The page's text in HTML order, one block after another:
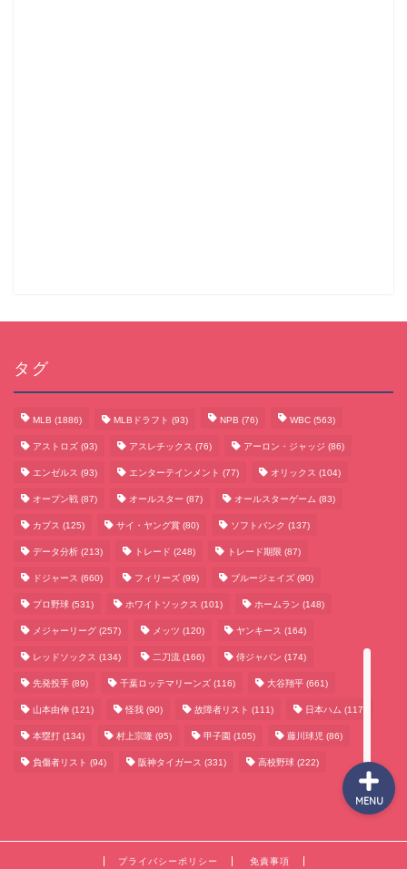
タグ
MLB (1886) MLBドラフト (93) NPB (76) WBC (563)
アストロズ (93) アスレチックス (76) アーロン・ジャッジ (86)
エンゼルス (93) エンターテインメント (77) オリックス (104)
オープン戦 (87) オールスター (87) オールスターゲーム (83)
カブス (125) サイ・ヤング賞 (80) ソフトバンク (137)
データ分析 (213) トレード (248) トレード期限 (87)
ドジャース (660) フィリーズ (99) ブルージェイズ (90)
プロ野球 (531) ホワイトソックス (101) ホームラン (148)
メジャーリーグ (257) メッツ (120) ヤンキース (164)
レッドソックス (134) 二刀流 (166) 侍ジャパン (174)
先発投手 (89) 千葉ロッテマリーンズ (116) 大谷翔平 (661)
山本由伸 (121) 怪我 (90) 故障者リスト (111) 日本ハム (117)
本塁打 (134) 村上宗隆 (95) 甲子園 (105) 藤川球児 (86)
負傷者リスト (94) 阪神タイガース (331) 高校野球 (222)
プライバシーポリシー 免責事項
MENU
サッカーまとめ
ゲームまとめ
テクノロジーまとめ
ビジネス・経済まとめ